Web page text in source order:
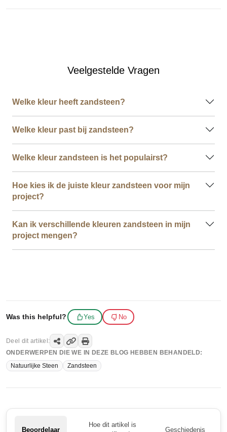
Veelgestelde Vragen
Welke kleur heeft zandsteen?
Welke kleur past bij zandsteen?
Welke kleur zandsteen is het populairst?
Hoe kies ik de juiste kleur zandsteen voor mijn
project?
Kan ik verschillende kleuren zandsteen in mijn
project mengen?
Was this helpful? Yes No
Deel dit artikel:
ONDERWERPEN DIE WE IN DEZE BLOG HEBBEN BEHANDELD:
Natuurlijke Steen
Zandsteen
Beoordelaar
Hoe dit artikel is
Geschiedenis